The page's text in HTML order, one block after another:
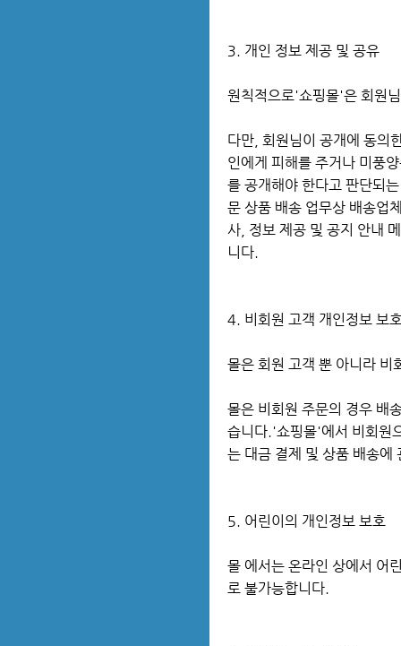
3. 개인 정보 제공 및 공유
원칙적으로'쇼핑몰'은 회원
다만, 회원님이 공개에 동의
인에게 피해를 주거나 미풍
를 공개해야 한다고 판단되
문 상품 배송 업무상 배송업
사, 정보 제공 및 공지 안내
니다.
4. 비회원 고객 개인정보 보
몰은 회원 고객 뿐 아니라
몰은 비회원 주문의 경우 배
습니다.'쇼핑몰'에서 비회원
는 대금 결제 및 상품 배송
5. 어린이의 개인정보 보호
몰 에서는 온라인 상에서 어
로 불가능합니다.